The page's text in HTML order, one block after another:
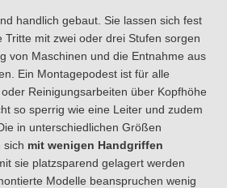
handlich gebaut. Sie lassen sich fest
Tritte mit zwei oder drei Stufen sorgen
von Maschinen und die Entnahme aus
Ein Montagepodest ist für alle
Reinigungsarbeiten über Kopfhöhe
so sperrig wie eine Leiter und zudem
in unterschiedlichen Größen
sich mit wenigen Handgriffen
sie platzsparend gelagert werden
Modelle beanspruchen wenig